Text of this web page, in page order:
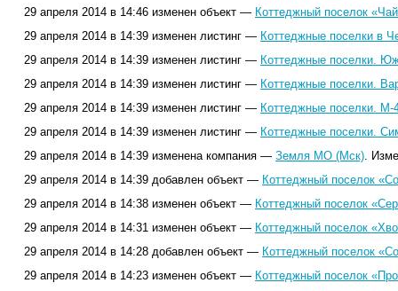
29 апреля 2014 в 14:46 изменен объект — Коттеджный поселок
29 апреля 2014 в 14:39 изменен листинг — Коттеджные поселки в
29 апреля 2014 в 14:39 изменен листинг — Коттеджные поселки.
29 апреля 2014 в 14:39 изменен листинг — Коттеджные поселки.
29 апреля 2014 в 14:39 изменен листинг — Коттеджные поселки.
29 апреля 2014 в 14:39 изменен листинг — Коттеджные поселки.
29 апреля 2014 в 14:39 изменена компания — Земля МО (Мск).
29 апреля 2014 в 14:39 добавлен объект — Коттеджный поселок
29 апреля 2014 в 14:38 изменен объект — Коттеджный поселок
29 апреля 2014 в 14:31 изменен объект — Коттеджный поселок
29 апреля 2014 в 14:28 добавлен объект — Коттеджный поселок
29 апреля 2014 в 14:23 изменен объект — Коттеджный поселок